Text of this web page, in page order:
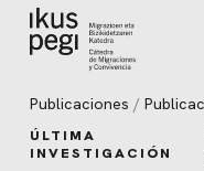
Ir directamente al
Publicaciones
ÚLTIMA
INVESTIGACIÓN